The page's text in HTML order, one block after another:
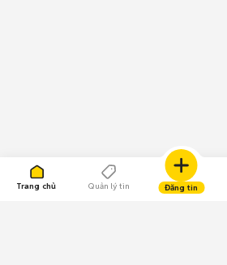
Trang chủ Quản lý tin Đăng tin